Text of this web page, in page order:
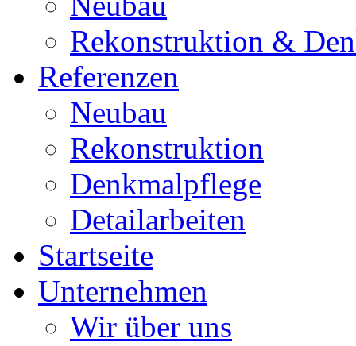
Rekonstruktion &
Referenzen
Neubau
Rekonstruktion
Denkmalpflege
Detailarbeiten
Startseite
Unternehmen
Wir über uns